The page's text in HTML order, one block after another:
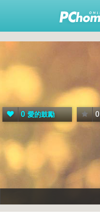
0 愛的鼓勵 0